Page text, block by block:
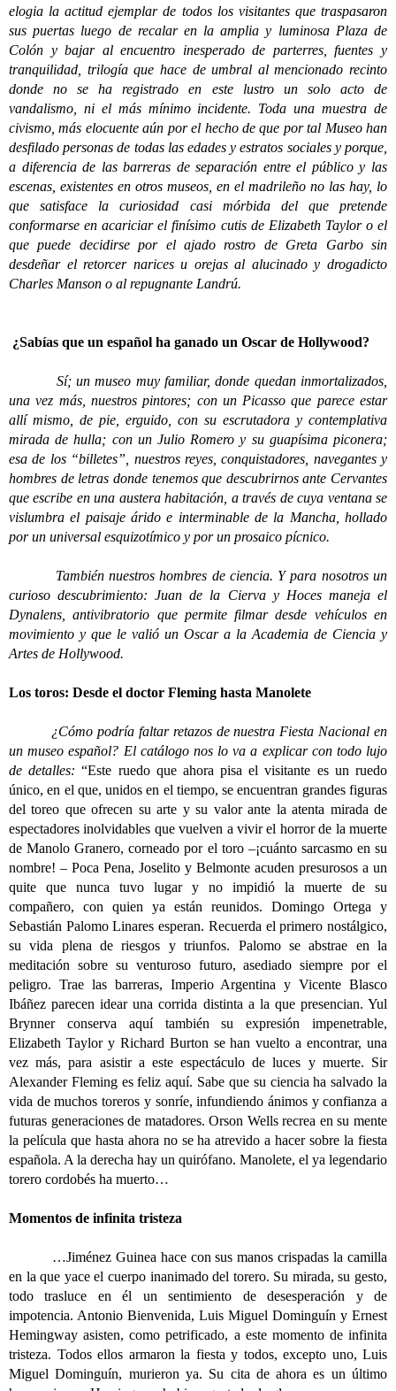
elogia la actitud ejemplar de todos los visitantes que traspasaron
sus puertas luego de recalar en la amplia y luminosa Plaza de
Colón y bajar al encuentro inesperado de parterres, fuentes y
tranquilidad, trilogía que hace de umbral al mencionado recinto
donde no se ha registrado en este lustro un solo acto de
vandalismo, ni el más mínimo incidente. Toda una muestra de
civismo, más elocuente aún por el hecho de que por tal Museo han
desfilado personas de todas las edades y estratos sociales y porque,
a diferencia de las barreras de separación entre el público y las
escenas, existentes en otros museos, en el madrileño no las hay, lo
que satisface la curiosidad casi mórbida del que pretende
conformarse en acariciar el finísimo cutis de Elizabeth Taylor o el
que puede decidirse por el ajado rostro de Greta Garbo sin
desdeñar el retorcer narices u orejas al alucinado y drogadicto
Charles Manson o al repugnante Landrú.
¿Sabías que un español ha ganado un Oscar de Hollywood?
Sí; un museo muy familiar, donde quedan inmortalizados,
una vez más, nuestros pintores; con un Picasso que parece estar
allí mismo, de pie, erguido, con su escrutadora y contemplativa
mirada de hulla; con un Julio Romero y su guapísima piconera;
esa de los “billetes”, nuestros reyes, conquistadores, navegantes y
hombres de letras donde tenemos que descubrirnos ante Cervantes
que escribe en una austera habitación, a través de cuya ventana se
vislumbra el paisaje árido e interminable de la Mancha, hollado
por un universal esquizotímico y por un prosaico pícnico.
También nuestros hombres de ciencia. Y para nosotros un
curioso descubrimiento: Juan de la Cierva y Hoces maneja el
Dynalens, antivibratorio que permite filmar desde vehículos en
movimiento y que le valió un Oscar a la Academia de Ciencia y
Artes de Hollywood.
Los toros: Desde el doctor Fleming hasta Manolete
¿Cómo podría faltar retazos de nuestra Fiesta Nacional en
un museo español? El catálogo nos lo va a explicar con todo lujo
de detalles:“Este ruedo que ahora pisa el visitante es un ruedo
único, en el que, unidos en el tiempo, se encuentran grandes figuras
del toreo que ofrecen su arte y su valor ante la atenta mirada de
espectadores inolvidables que vuelven a vivir el horror de la muerte
de Manolo Granero, corneado por el toro –¡cuánto sarcasmo en su
nombre! – Poca Pena, Joselito y Belmonte acuden presurosos a un
quite que nunca tuvo lugar y no impidió la muerte de su
compañero, con quien ya están reunidos. Domingo Ortega y
Sebastián Palomo Linares esperan. Recuerda el primero nostálgico,
su vida plena de riesgos y triunfos. Palomo se abstrae en la
meditación sobre su venturoso futuro, asediado siempre por el
peligro. Trae las barreras, Imperio Argentina y Vicente Blasco
Ibáñez parecen idear una corrida distinta a la que presencian. Yul
Brynner conserva aquí también su expresión impenetrable,
Elizabeth Taylor y Richard Burton se han vuelto a encontrar, una
vez más, para asistir a este espectáculo de luces y muerte. Sir
Alexander Fleming es feliz aquí. Sabe que su ciencia ha salvado la
vida de muchos toreros y sonríe, infundiendo ánimos y confianza a
futuras generaciones de matadores. Orson Wells recrea en su mente
la película que hasta ahora no se ha atrevido a hacer sobre la fiesta
española. A la derecha hay un quirófano. Manolete, el ya legendario
torero cordobés ha muerto…
Momentos de infinita tristeza
…Jiménez Guinea hace con sus manos crispadas la camilla
en la que yace el cuerpo inanimado del torero. Su mirada, su gesto,
todo trasluce en él un sentimiento de desesperación y de
impotencia. Antonio Bienvenida, Luis Miguel Dominguín y Ernest
Hemingway asisten, como petrificado, a este momento de infinita
tristeza. Todos ellos armaron la fiesta y todos, excepto uno, Luis
Miguel Dominguín, murieron ya. Su cita de ahora es un último